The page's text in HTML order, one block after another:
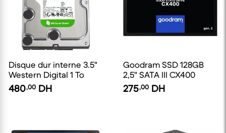
Disque dur interne 3.5"
Western Digital 1 To
480,00 DH
Goodram SSD 128GB
2,5" SATA III CX400
275,00 DH